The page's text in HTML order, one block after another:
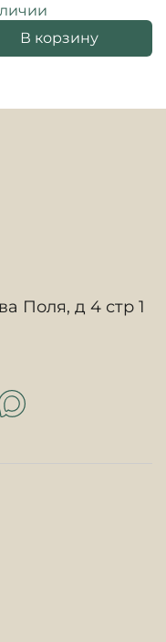
В корзину
Поля, д 4 стр 1